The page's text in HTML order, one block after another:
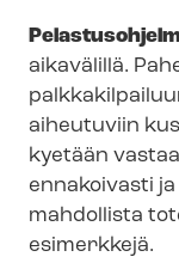
aikavälillä.
aiheutuviin
kyetään
ennakoivasti
mahdollista
esimerkkejä.